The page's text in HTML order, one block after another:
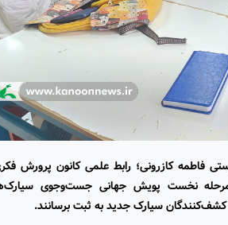
فاطمه کازرونی؛ رابط علمی کانون پرورش
مرحله نخست پویش جهانی جست‌وجوی